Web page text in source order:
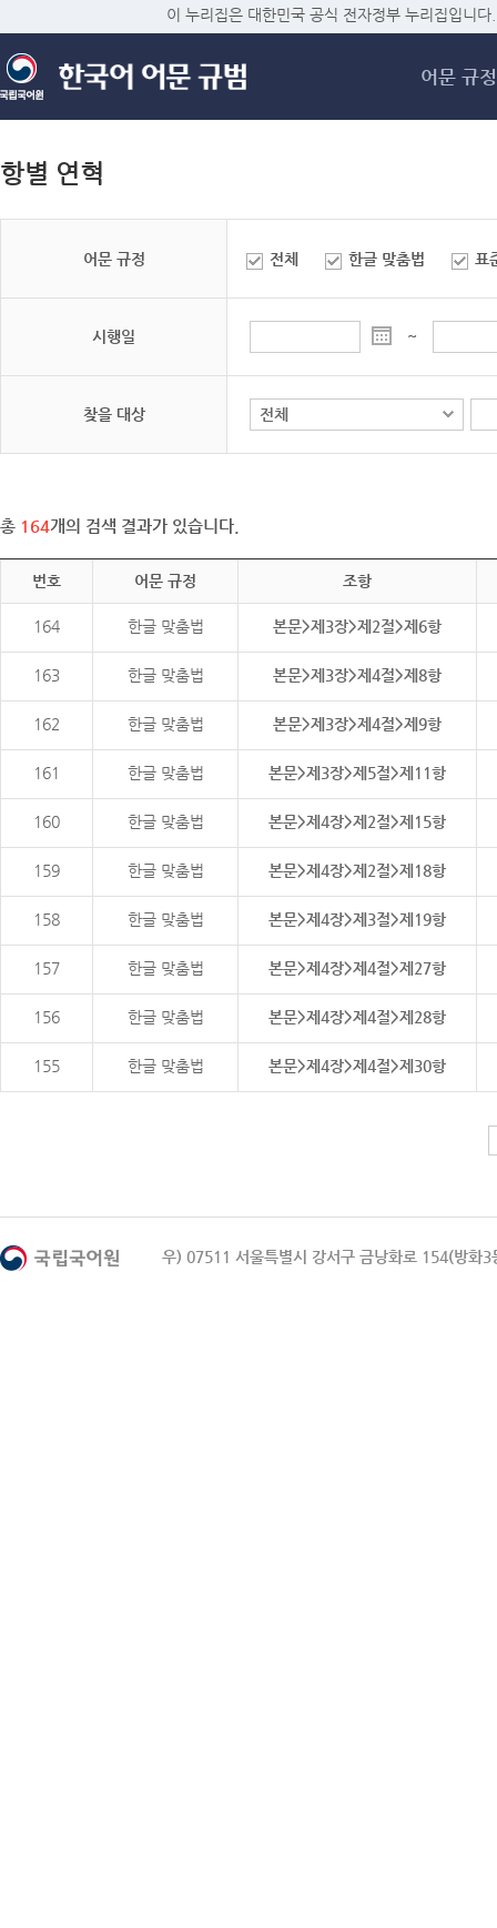
메
이 누리집은 대한민국 공식 전자정부 누리집입니다.
어문 규정
항별 연혁
어문 규정 전체 한글 맞춤법 표
시행일 ~
찾을 대상
총 164개의 검색 결과가 있습니다.
번호 어문 규정 조항
164 한글 맞춤법 본문>제3장>제2절>제6항
163 한글 맞춤법 본문>제3장>제4절>제8항
162 한글 맞춤법 본문>제3장>제4절>제9항
161 한글 맞춤법 본문>제3장>제5절>제11항
160 한글 맞춤법 본문>제4장>제2절>제15항
159 한글 맞춤법 본문>제4장>제2절>제18항
158 한글 맞춤법 본문>제4장>제3절>제19항
157 한글 맞춤법 본문>제4장>제4절>제27항
156 한글 맞춤법 본문>제4장>제4절>제28항
155 한글 맞춤법 본문>제4장>제4절>제30항
우) 07511 서울특별시 강서구 금낭화로 154(방화3